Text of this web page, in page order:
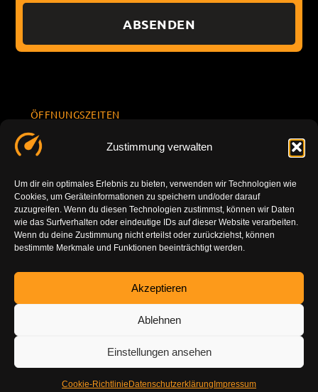
Zustimmung verwalten
Um dir ein optimales Erlebnis zu bieten, verwenden wir Technologien wie
Cookies, um Geräteinformationen zu speichern und/oder darauf
zuzugreifen. Wenn du diesen Technologien zustimmst, können wir Daten
wie das Surfverhalten oder eindeutige IDs auf dieser Website verarbeiten.
Wenn du deine Zustimmung nicht erteilst oder zurückziehst, können
bestimmte Merkmale und Funktionen beeinträchtigt werden.
Akzeptieren
Ablehnen
Einstellungen ansehen
Cookie-Richtlinie Datenschutzerklärung Impressum
ABSENDEN
ÖFFNUNGSZEITEN
Sa. 10.00 -
14.00
So.
geschlossen
INFORMATION
7777801
info@tuning-
vor-ort.com
DE-86179
g
Impressu
m